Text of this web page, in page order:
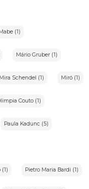
(1)
Mário Gruber (1)
Mira Schendel (1) Miró (1)
Couto (1)
Paula Kadunc (5)
(1) Pietro Maria Bardi (1)